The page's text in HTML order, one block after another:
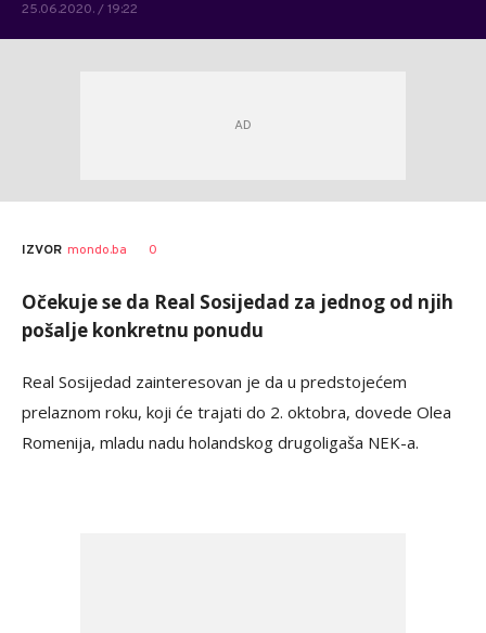
25.06.2020. / 19:22
IZVOR mondo.ba 0
Očekuje se da Real Sosijedad za jednog od njih
pošalje konkretnu ponudu
Real Sosijedad zainteresovan je da u predstojećem
prelaznom roku, koji će trajati do 2. oktobra, dovede Olea
Romenija, mladu nadu holandskog drugoligaša NEK-a.